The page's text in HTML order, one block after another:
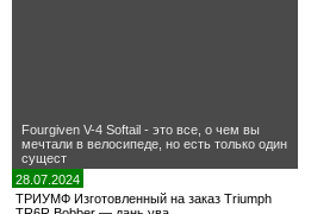
Fourgiven V-4 Softail - это все, о чем вы
мечтали в велосипеде, но есть только один
сущест
28.07.2024
ТРИУМФ Изготовленный на заказ Triumph